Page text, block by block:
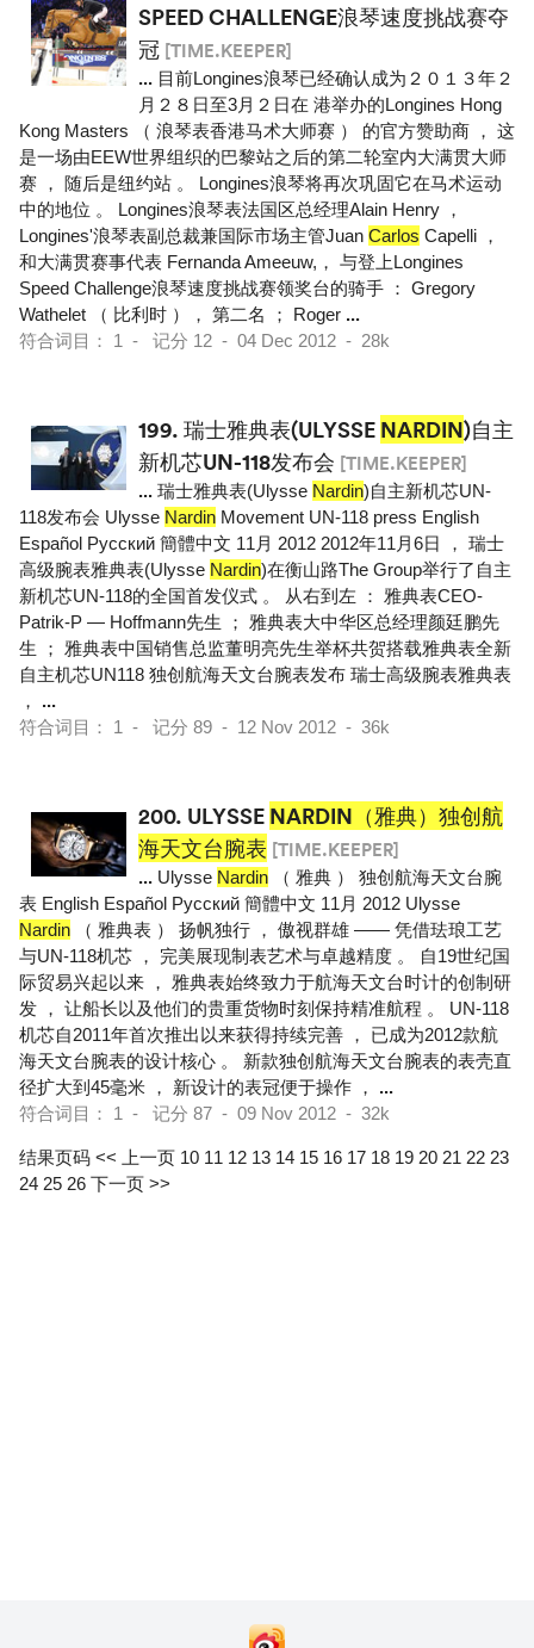
SPEED CHALLENGE浪琴速度挑战赛夺
冠 [TIME.KEEPER]
... 目前Longines浪琴已经确认成为２０１３年２
月２８日至3月２日在 港举办的Longines Hong
Kong Masters （ 浪琴表香港马术大师赛 ） 的官方赞助商 ， 这
是一场由EEW世界组织的巴黎站之后的第二轮室内大满贯大师
赛 ， 随后是纽约站 。 Longines浪琴将再次巩固它在马术运动
中的地位 。 Longines浪琴表法国区总经理Alain Henry ，
Longines'浪琴表副总裁兼国际市场主管Juan Carlos Capelli ，
和大满贯赛事代表 Fernanda Ameeuw,， 与登上Longines
Speed Challenge浪琴速度挑战赛领奖台的骑手 ： Gregory
Wathelet （ 比利时 ）， 第二名 ； Roger ...
符合词目： 1 - 记分 12 - 04 Dec 2012 - 28k
199. 瑞士雅典表(ULYSSE NARDIN)自主
新机芯UN-118发布会 [TIME.KEEPER]
... 瑞士雅典表(Ulysse Nardin)自主新机芯UN-
118发布会 Ulysse Nardin Movement UN-118 press English
Español Pусский 簡體中文 11月 2012 2012年11月6日 ， 瑞士
高级腕表雅典表(Ulysse Nardin)在衡山路The Group举行了自主
新机芯UN-118的全国首发仪式 。 从右到左 ： 雅典表CEO-
Patrik-P — Hoffmann先生 ； 雅典表大中华区总经理颜廷鹏先
生 ； 雅典表中国销售总监董明亮先生举杯共贺搭载雅典表全新
自主机芯UN118 独创航海天文台腕表发布 瑞士高级腕表雅典表
， ...
符合词目： 1 - 记分 89 - 12 Nov 2012 - 36k
200. ULYSSE NARDIN（雅典）独创航
海天文台腕表 [TIME.KEEPER]
... Ulysse Nardin （ 雅典 ） 独创航海天文台腕
表 English Español Pусский 簡體中文 11月 2012 Ulysse
Nardin （ 雅典表 ） 扬帆独行 ， 傲视群雄 —— 凭借珐琅工艺
与UN-118机芯 ， 完美展现制表艺术与卓越精度 。 自19世纪国
际贸易兴起以来 ， 雅典表始终致力于航海天文台时计的创制研
发 ， 让船长以及他们的贵重货物时刻保持精准航程 。 UN-118
机芯自2011年首次推出以来获得持续完善 ， 已成为2012款航
海天文台腕表的设计核心 。 新款独创航海天文台腕表的表壳直
径扩大到45毫米 ， 新设计的表冠便于操作 ， ...
符合词目： 1 - 记分 87 - 09 Nov 2012 - 32k
结果页码 << 上一页 10 11 12 13 14 15 16 17 18 19 20 21 22 23
24 25 26 下一页 >>